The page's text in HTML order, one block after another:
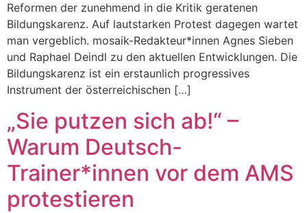
Reformen der zunehmend in die Kritik geratenen
Bildungskarenz. Auf lautstarken Protest dagegen wartet
man vergeblich. mosaik-Redakteur*innen Agnes Sieben
und Raphael Deindl zu den aktuellen Entwicklungen. Die
Bildungskarenz ist ein erstaunlich progressives
Instrument der österreichischen […]
„Sie putzen sich ab!“ –
Warum Deutsch-
Trainer*innen vor dem AMS
protestieren